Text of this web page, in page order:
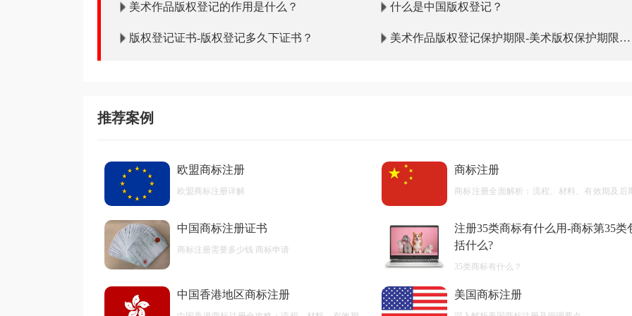
美术作品版权登记的作用是什么？ 什么是中国版权登记？
版权登记证书-版权登记多久下证书？
美术作品版权登记保护期限-美术版权保护期限多
推荐案例
欧盟商标注册
欧盟商标注册详解
商标注册
商标注册全面解析：流程、材料、有效期及后
中国商标注册证书
商标注册需要多少钱 商标申请
注册35类商标有什么用-商标第35类
括什么?
35类商标有什么？
中国香港地区商标注册 美国商标注册